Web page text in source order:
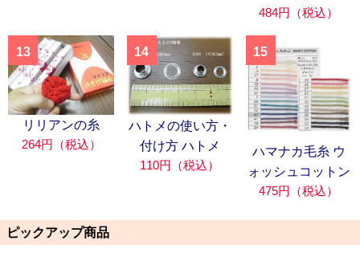
484円（税込）
13
リリアンの糸
264円（税込）
14
ハトメの使い方・
付け方 ハトメ
110円（税込）
15
ハマナカ毛糸 ウ
ォッシュコットン
475円（税込）
ピックアップ商品